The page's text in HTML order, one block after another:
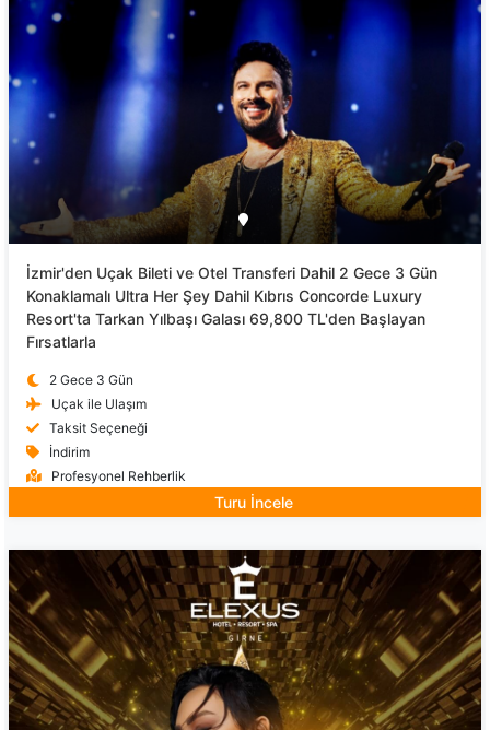
İzmir'den Uçak Bileti ve Otel Transferi Dahil 2 Gece 3 Gün
Konaklamalı Ultra Her Şey Dahil Kıbrıs Concorde Luxury
Resort'ta Tarkan Yılbaşı Galası 69,800 TL'den Başlayan
Fırsatlarla
2 Gece 3 Gün
Uçak ile Ulaşım
Taksit Seçeneği
İndirim
Profesyonel Rehberlik
Turu İncele